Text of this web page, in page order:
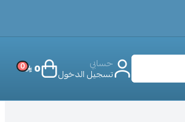
حسابي
تسجيل الدخول 0 0